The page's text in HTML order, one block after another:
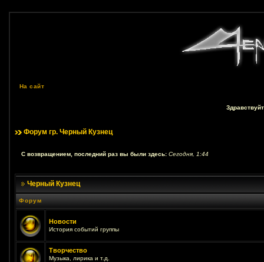
На сайт
Форум гр. Черный Кузнец
С возвращением, последний раз вы были здесь: Сегодня, 1:44
Черный Кузнец
Форум
Новости
История событий группы
Творчество
Музыка, лирика и т.д.